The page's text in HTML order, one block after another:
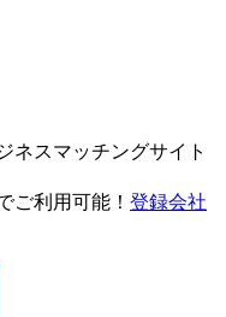
ネスマッチングサイト
ご利用可能！ 登録会社